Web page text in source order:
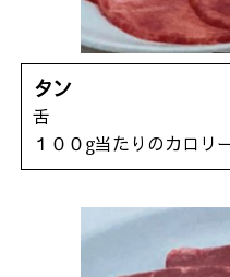
タン
舌
１００g当たりのカロリ